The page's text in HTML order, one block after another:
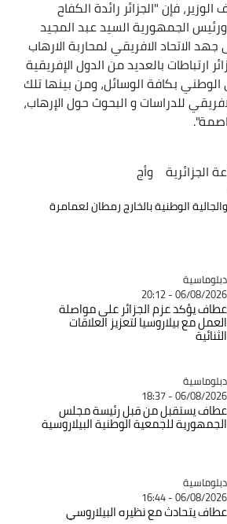
فإن "الجزائر رائدة الكفاح
الجمهورية السيد عبد المجيد
الاتحاد الافريقي لمحاربة الارهاب
ارتباطات بالعديد من الدول الإفريقية
بكافة الوسائل، ومن بينها تلك
للدراسات و البحوث حول الإرهاب،
وأج
الوطنية بالخارج رمطان لعمامرة
06/08/2026 -
يؤكد عزم الجزائر على مواصلة
مع بيلاروسيا لتعزيز العلاقات
06/08/2026 -
يستقبل من قبل رئيسة مجلس
للجمعية الوطنية البيلاروسية
06/08/2026 -
يتحادث مع نظيره البيلاروسي